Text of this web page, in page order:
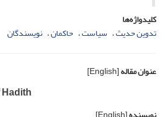
کلیدواژه‌ها
تدوین حدیث سیاست حاکمان نویسندگان
عنوان مقاله[English]